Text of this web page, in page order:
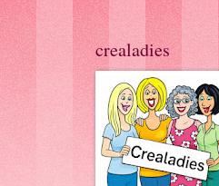
crealadies